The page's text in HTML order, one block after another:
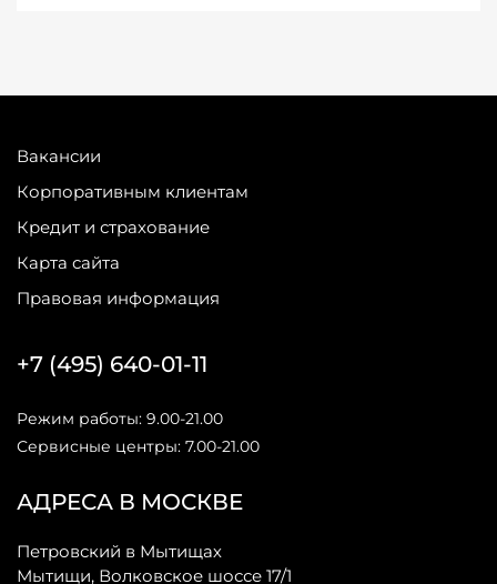
Вакансии
Корпоративным клиентам
Кредит и страхование
Карта сайта
Правовая информация
АДРЕСА В МОСКВЕ
Петровский в Мытищах
Мытищи, Волковское шоссе 17/1
+7 (495) 640-01-11
Режим работы: 9.00-21.00
Сервисные центры: 7.00-21.00